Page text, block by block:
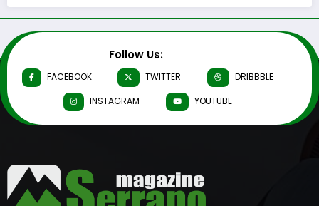
Follow Us:
FACEBOOK TWITTER
DRIBBBLE
INSTAGRAM
YOUTUBE